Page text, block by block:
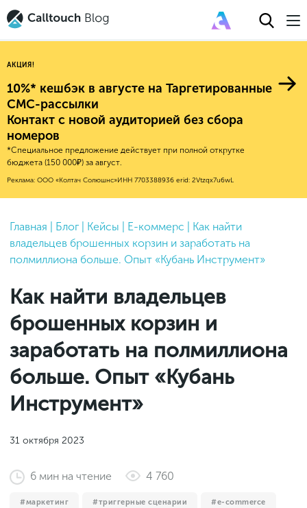
Авторитейл
Финансы
Е-коммерс
Недвижимость
HoReCa
Услуги
Фитнес
2025
2024
2022
2021
2019
2018
2017
Новые продукты
Эксплейнеры
Обновления продуктов Calltouch
Обучение работы с инструментами
Calltouch
Индекс здоровья российского
Mental Health
Исследование Out Of Cloud
Привлечение
Конверсия
Аналитика
Процессы и управление
Финансы и бухгалтерия
Законы и документы
Старт и идеи
Инструменты и сервисы
Продажи и маркетплейсы
Словарь маркетолога
Callday
MeetUp
Вебинары и практикумы
АКЦИЯ!
10%* кешбэк в августе на Таргетированные
СМС-рассылки
Контакт с новой аудиторией без сбора
номеров
*Специальное предложение действует при полной открутке
бюджета (150 000₽) за август.
Реклама: ООО «Колтач Солюшнс»ИНН 7703388936 erid: 2Vtzqx7u6wL
Главная Блог Кейсы Е-коммерс
Как найти
владельцев брошенных корзин и заработать на
полмиллиона больше. Опыт «Кубань Инструмент»
Как найти владельцев
брошенных корзин и
заработать на полмиллиона
больше. Опыт «Кубань
Инструмент»
31 октября 2023
6 мин на чтение 4 760
маркетинг триггерные сценарии e-commerce